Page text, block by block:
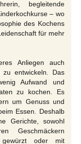
begleitende
– wo
des Kochens
für mehr
Anliegen auch
zu entwickeln. Das
Aufwand und
zu kochen. Es
um Genuss und
Essen. Deshalb
Gerichte, sowohl
Geschmäckern
gewürzt oder mit